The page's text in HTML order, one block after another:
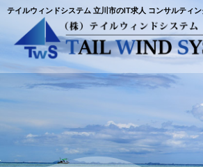
テイルウィンドシステム 立川市のIT求人 コンサルティ